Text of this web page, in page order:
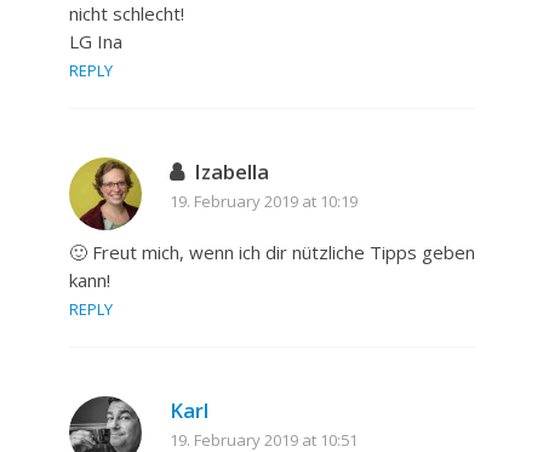
nicht schlecht!
LG Ina
REPLY
Izabella
19. February 2019 at 10:19
🙂 Freut mich, wenn ich dir nützliche Tipps geben
kann!
REPLY
Karl
19. February 2019 at 10:51